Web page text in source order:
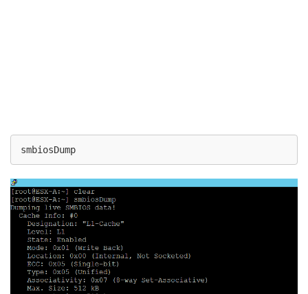
smbiosDump